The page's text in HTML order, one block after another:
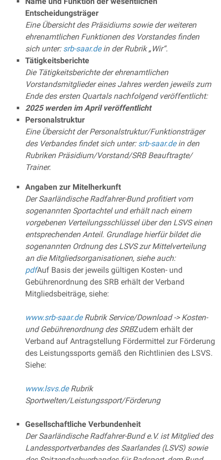
Entscheidungsträger
Eine Übersicht des Präsidiums sowie der weiteren
ehrenamtlichen Funktionen des Vorstandes finden
sich unter: srb-saar.dein der Rubrik „Wir“.
Tätigkeitsberichte
Die Tätigkeitsberichte der ehrenamtlichen
Vorstandsmitglieder eines Jahres werden jeweils zum
Ende des ersten Quartals nachfolgend veröffentlicht:
2025 werden im April veröffentlicht
Personalstruktur
Eine Übersicht der Personalstruktur/Funktionsträger
des Verbandes findet sich unter: srb-saar.dein den
Rubriken Präsidium/Vorstand/SRB Beauftragte/
Trainer.
Angaben zur Mitelherkunft
Der Saarländische Radfahrer-Bund profitiert vom
sogenannten Sportachtel und erhält nach einem
vorgebenen Verteilungsschlüssel über den LSVS einen
entsprechenden Anteil. Grundlage hierfür bildet die
sogenannten Ordnung des LSVS zur Mittelverteilung
an die Mitgliedsorganisationen, siehe auch:
pdfAuf Basis der jeweils gültigen Kosten- und
Gebührenordnung des SRB erhält der Verband
Mitgliedsbeiträge, siehe:
www.srb-saar.deRubrik Service/Download -> Kosten-
und Gebührenordnung des SRBZudem erhält der
Verband auf Antragstellung Fördermittel zur Förderung
des Leistungssports gemäß den Richtlinien des LSVS.
Siehe:
www.lsvs.deRubrik
Sportwelten/Leistungssport/Förderung
Gesellschaftliche Verbundenheit
Der Saarländische Radfahrer-Bund e.V. ist Mitglied des
Landessportverbandes des Saarlandes (LSVS) sowie